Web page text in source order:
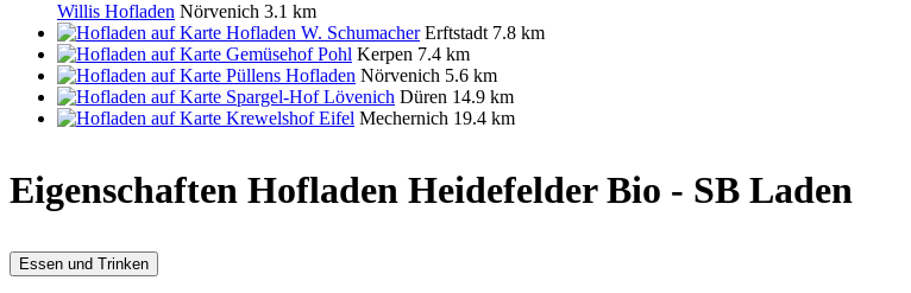
Willis Hofladen Nörvenich 3.1 km
Hofladen W. Schumacher Erftstadt 7.8 km
Gemüsehof Pohl Kerpen 7.4 km
Püllens Hofladen Nörvenich 5.6 km
Spargel-Hof Lövenich Düren 14.9 km
Krewelshof Eifel Mechernich 19.4 km
Eigenschaften Hofladen Heidefelder Bio - SB Laden
Essen und Trinken